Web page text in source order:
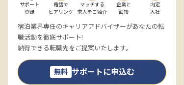
サポート
登録
電話で
ヒアリング
マッチする
求人をご紹介
企業と
面接
内定
入社
宿泊業界専任のキャリアアドバイザーがあなたの転
職活動を徹底サポート!
納得できる転職先をご提案いたします。
無料 サポートに申込む